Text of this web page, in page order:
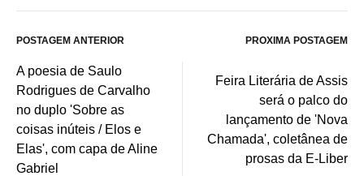
c
e
b
o
o
k
tt
er
ail at
p
ar
Post
navigation
POSTAGEM ANTERIOR PRÓXIMA POSTAGEM
A poesia de Saulo
Rodrigues de Carvalho
no duplo 'Sobre as
coisas inúteis / Elos e
Elas', com capa de Aline
Gabriel
Feira Literária de Assis
será o palco do
lançamento de 'Nova
Chamada', coletânea de
prosas da E-Liber